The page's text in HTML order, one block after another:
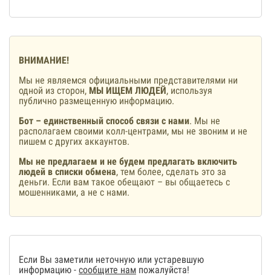
ВНИМАНИЕ!
Мы не являемся официальными представителями ни
одной из сторон, МЫ ИЩЕМ ЛЮДЕЙ, используя
публично размещенную информацию.
Бот – единственный способ связи с нами. Мы не
располагаем своими колл-центрами, мы не звоним и не
пишем с других аккаунтов.
Мы не предлагаем и не будем предлагать включить
людей в списки обмена, тем более, сделать это за
деньги. Если вам такое обещают – вы общаетесь с
мошенниками, а не с нами.
Если Вы заметили неточную или устаревшую
информацию - сообщите нам пожалуйста!